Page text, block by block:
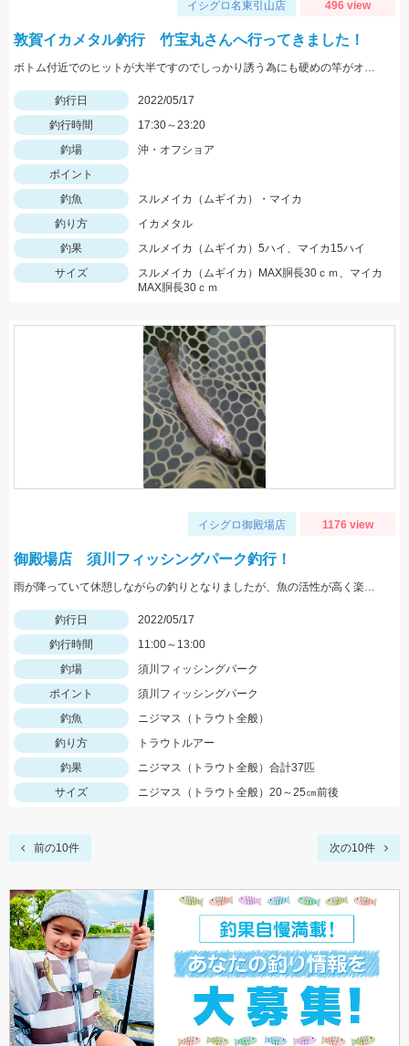
イシグロ名東引山店 496 view
敦賀イカメタル釣行 竹宝丸さんへ行ってきました！
ボトム付近でのヒットが大半ですのでしっかり誘う為にも硬めの竿がオススメ！スッテは基本色の赤緑・赤黄などの20号がメインです。
釣行日
2022/05/17
釣行時間
17:30～23:20
釣場
沖・オフショア
ポイント
釣魚
スルメイカ（ムギイカ）・マイカ
釣り方
イカメタル
釣果
スルメイカ（ムギイカ）5ハイ、マイカ15ハイ
サイズ
スルメイカ（ムギイカ）MAX胴長30ｃｍ、マイカ
MAX胴長30ｃｍ
イシグロ御殿場店 1176 view
御殿場店 須川フィッシングパーク釣行！
雨が降っていて休憩しながらの釣りとなりましたが、魚の活性が高く楽しむことができました！Bスパーク2.0ｇのＧマジョーラに反応良かったです。
釣行日
2022/05/17
釣行時間
11:00～13:00
釣場
須川フィッシングパーク
ポイント
須川フィッシングパーク
釣魚
ニジマス（トラウト全般）
釣り方
トラウトルアー
釣果
ニジマス（トラウト全般）合計37匹
サイズ
ニジマス（トラウト全般）20～25㎝前後
前の10件 次の10件